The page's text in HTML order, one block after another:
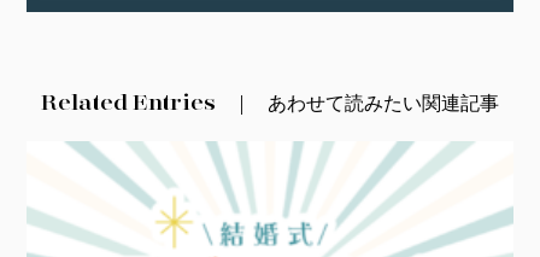
Related Entries あわせて読みたい関連記事